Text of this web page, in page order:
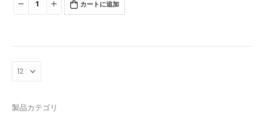
カートに追加
製品カテゴリ